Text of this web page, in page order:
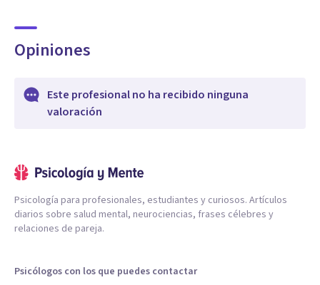
Opiniones
Este profesional no ha recibido ninguna
valoración
Psicología para profesionales, estudiantes y curiosos. Artículos
diarios sobre salud mental, neurociencias, frases célebres y
relaciones de pareja.
Psicólogos con los que puedes contactar